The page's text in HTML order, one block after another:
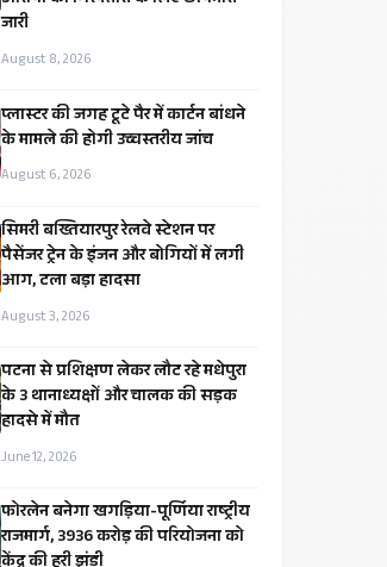
जारी
August 8, 2026
प्लास्टर की जगह टूटे पैर में कार्टन बांधने
के मामले की होगी उच्चस्तरीय जांच
August 6, 2026
सिमरी बख्तियारपुर रेलवे स्टेशन पर
पैसेंजर ट्रेन के इंजन और बोगियों में लगी
आग, टला बड़ा हादसा
August 3, 2026
पटना से प्रशिक्षण लेकर लौट रहे मधेपुरा
के 3 थानाध्यक्षों और चालक की सड़क
हादसे में मौत
June 12, 2026
​फोरलेन बनेगा खगड़िया-पूर्णिया राष्ट्रीय
राजमार्ग, ₹3936 करोड़ की परियोजना को